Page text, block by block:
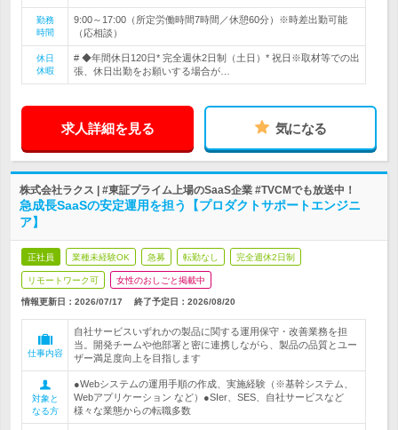
勤務
時間
9:00～17:00（所定労働時間7時間／休憩60分）※時差出勤可能
（応相談）
休日
休暇
# ◆年間休日120日* 完全週休2日制（土日）* 祝日※取材等での出
張、休日出勤をお願いする場合が…
求人詳細を見る 気になる
株式会社ラクス | #東証プライム上場のSaaS企業 #TVCMでも放送中！
急成長SaaSの安定運用を担う【プロダクトサポートエンジニ
ア】
正社員 業種未経験OK 急募 転勤なし 完全週休2日制
リモートワーク可 女性のおしごと掲載中
情報更新日：2026/07/17 終了予定日： 2026/08/20
仕事内容
自社サービスいずれかの製品に関する運用保守・改善業務を担
当。開発チームや他部署と密に連携しながら、製品の品質とユー
ザー満足度向上を目指します
対象と
なる方
●Webシステムの運用手順の作成、実施経験（※基幹システム、
Webアプリケーション など）●SIer、SES、自社サービスなど
様々な業態からの転職多数